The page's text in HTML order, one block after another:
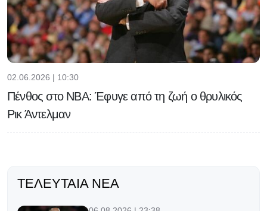
02.06.2026 | 10:30
Πένθος στο NBA: Έφυγε από τη ζωή ο θρυλικός
Ρικ Άντελμαν
ΤΕΛΕΥΤΑΊΑ ΝΈΑ